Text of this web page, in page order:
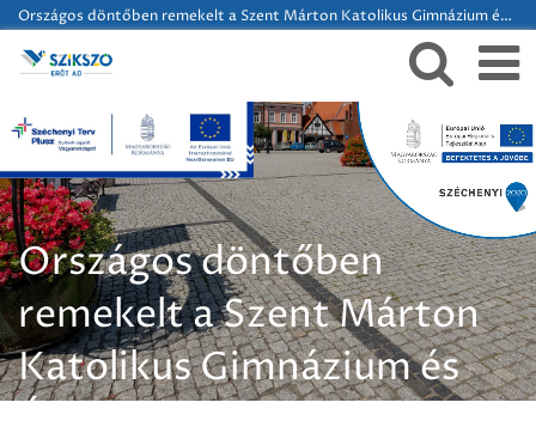
Országos döntőben remekelt a Szent Márton Katolikus Gimnázium és Általános Iskola diákja!
Országos döntőben
remekelt a Szent Márton
Katolikus Gimnázium és